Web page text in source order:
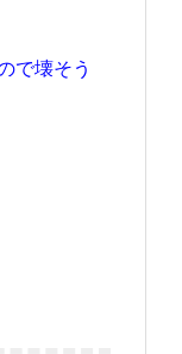
で壊そう